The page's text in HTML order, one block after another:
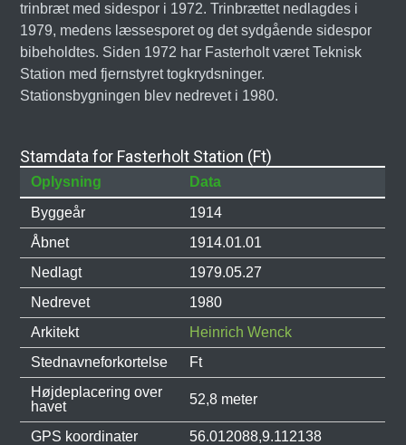
trinbræt med sidespor i 1972. Trinbrættet nedlagdes i
1979, medens læssesporet og det sydgående sidespor
bibeholdtes. Siden 1972 har Fasterholt været Teknisk
Station med fjernstyret togkrydsninger.
Stationsbygningen blev nedrevet i 1980.
Stamdata for Fasterholt Station (Ft)
Oplysning
Data
Byggeår
1914
Åbnet
1914.01.01
Nedlagt
1979.05.27
Nedrevet
1980
Arkitekt
Heinrich Wenck
Stednavneforkortelse
Ft
Højdeplacering over
havet
52,8 meter
GPS koordinater 56.012088,9.112138